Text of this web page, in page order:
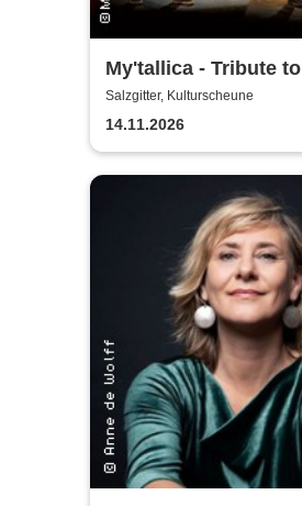
My'tallica - Tribute to
Metallica
Salzgitter, Kulturscheune
14.11.2026